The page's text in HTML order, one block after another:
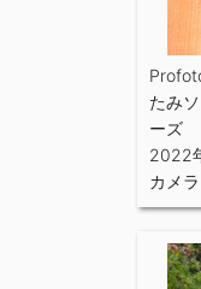
たみ
ーズ
2022
カメラ